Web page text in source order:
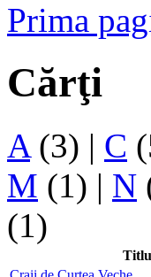
Prima
Cărţi
A(3) | C
M (1) | N
(1)
Titlu